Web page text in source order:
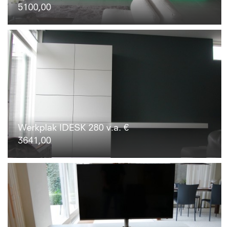
5100,00
Werkplak IDESK 280 v.a. €
3641,00